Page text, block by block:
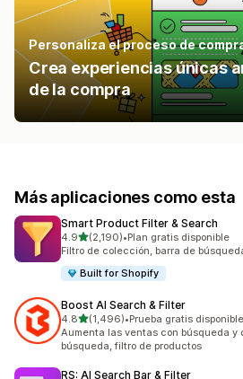
Personaliza el proceso de
Crea experiencias únicas
de la compra
Más aplicaciones como esta
Smart Product Filter & Search
4.9de 5 estrellas
(2,190)
2190 reseñas en total
•Plan gratis disponible
Filtro de colección, barra de
Built for Shopify
Boost AI Search & Filter
4.8de 5 estrellas
(1,496)
1496 reseñas en total
•Prueba gratis disponible
Aumenta las ventas con búsqueda y
búsqueda, filtro de productos
RS: AI Search Bar & Filter